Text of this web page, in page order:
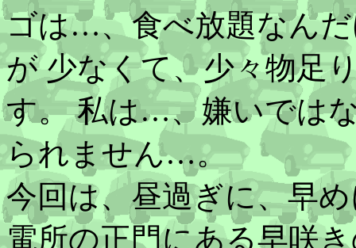
ゴは…、食べ放題なん
が 少なくて、少々物足
す。 私は…、嫌いでは
られません…。
今回は、昼過ぎに、早
電所の正門にある早咲